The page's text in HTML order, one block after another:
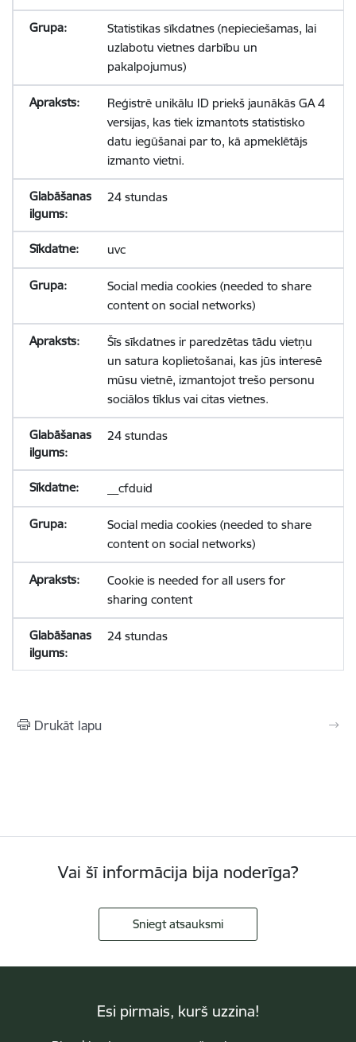
Statistikas sīkdatnes (nepieciešamas, lai
uzlabotu vietnes darbību un
pakalpojumus)
Reģistrē unikālu ID priekš jaunākās GA 4
versijas, kas tiek izmantots statistisko
datu iegūšanai par to, kā apmeklētājs
izmanto vietni.
24 stundas
uvc
Social media cookies (needed to share
content on social networks)
Šīs sīkdatnes ir paredzētas tādu vietņu
un satura koplietošanai, kas jūs interesē
mūsu vietnē, izmantojot trešo personu
sociālos tīklus vai citas vietnes.
24 stundas
__cfduid
Social media cookies (needed to share
content on social networks)
Cookie is needed for all users for
sharing content
24 stundas
Drukāt lapu
Vai šī informācija bija noderīga?
Sniegt atsauksmi
Esi pirmais, kurš uzzina!